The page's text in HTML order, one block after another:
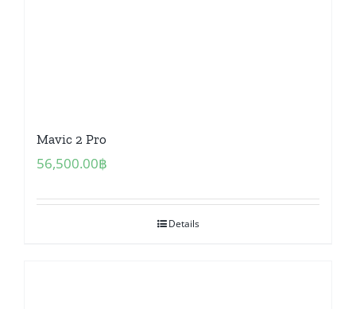
Mavic 2 Pro
56,500.00฿
Details